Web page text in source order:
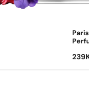
Paris
239